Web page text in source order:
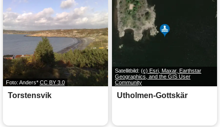
Foto: Anders* CC BY 3.0
Torstensvik
Satellitbild: (c) Esri, Maxar, Earthstar
Geographics, and the GIS User
Community
Utholmen-Gottskär